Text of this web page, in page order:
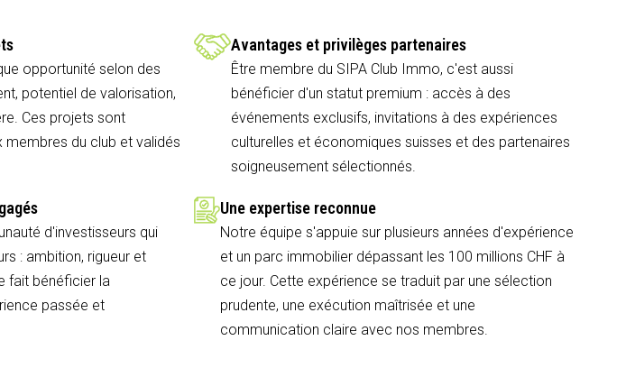
opportunité selon des
potentiel de valorisation,
Ces projets sont
du club et validés
Avantages et privilèges partenaires
Être membre du SIPA Club Immo, c'est aussi
bénéficier d'un statut premium : accès à des
événements exclusifs, invitations à des expériences
culturelles et économiques suisses et des partenaires
soigneusement sélectionnés.
d'investisseurs qui
: ambition, rigueur et
fait bénéficier la
passée et
Une expertise reconnue
Notre équipe s'appuie sur plusieurs années d'expérience
et un parc immobilier dépassant les 100 millions CHF à
ce jour. Cette expérience se traduit par une sélection
prudente, une exécution maîtrisée et une
communication claire avec nos membres.